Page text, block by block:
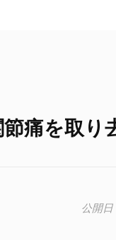
節痛を取